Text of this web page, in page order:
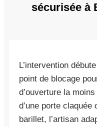
sécurisée à
L’intervention
point de blocage
d’ouverture la
d’une porte claquée
barillet, l’artisan